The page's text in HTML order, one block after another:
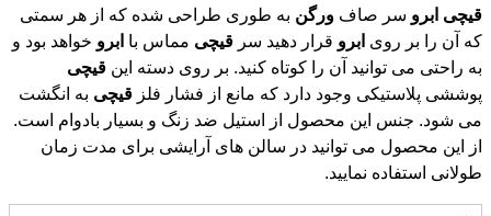
قیچی ابرو سر صاف ورگن به طوری طراحی شده که از هر سمتی
که آن را بر روی ابرو قرار دهید سر قیچی مماس با ابرو خواهد بود و
به راحتی می توانید آن را کوتاه کنید. بر روی دسته این قیچی
پوششی پلاستیکی وجود دارد که مانع از فشار فلز قیچی به انگشت
می شود. جنس این محصول از استیل ضد زنگ و بسیار بادوام است.
از این محصول می توانید در سالن های آرایشی برای مدت زمان
طولانی استفاده نمایید.